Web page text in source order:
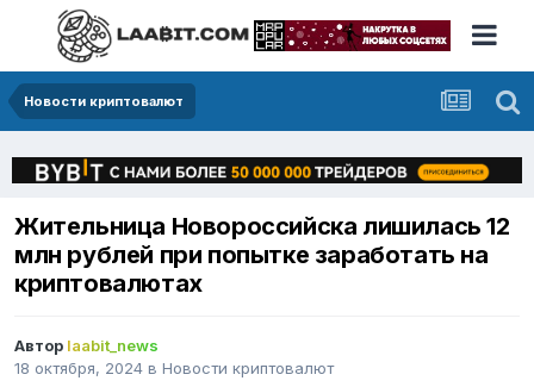
Новости криптовалют
Жительница Новороссийска лишилась 12
млн рублей при попытке заработать на
криптовалютах
Автор laabit_news
18 октября, 2024 в Новости криптовалют